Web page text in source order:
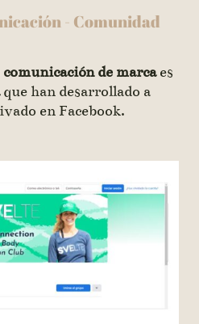
- Comunidad
comunicación de marcaes
que han desarrollado a
en Facebook.